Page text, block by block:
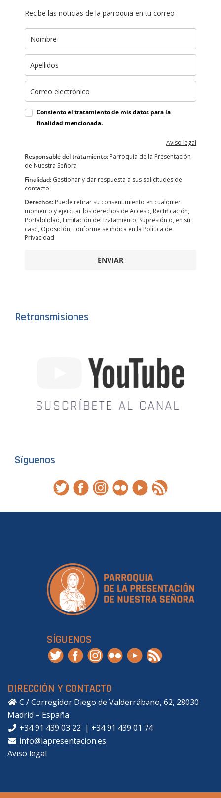
Recibe las noticias de la parroquia en tu correo
Consiento el tratamiento de mis datos para la
finalidad mencionada.
Aviso legal
Responsable del tratamiento: Parroquia de la Presentación
de Nuestra Señora
Finalidad: Gestionar y dar respuesta a sus solicitudes de
contacto
Derechos: Puede retirar su consentimiento en cualquier
momento y ejercitar los derechos de Acceso, Rectificación,
Portabilidad, Limitación del tratamiento, Supresión o, en su
caso, Oposición, conforme se indica en la Política de
Privacidad.
ENVIAR
Retransmisiones
Síguenos
SÍGUENOS
DIRECCIÓN Y CONTACTO
C / Corregidor Diego de Valderrábano, 62, 28030
Madrid – España
+34 91 439 03 22 | +34 91 439 01 74
info@lapresentacion.es
Aviso legal